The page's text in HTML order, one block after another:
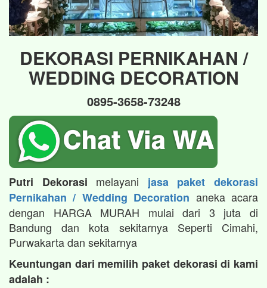
DEKORASI PERNIKAHAN /
WEDDING DECORATION
0895-3658-73248
Putri Dekorasi melayani jasa paket dekorasi
Pernikahan / Wedding Decoration aneka acara
dengan HARGA MURAH mulai dari 3 juta di
Bandung dan kota sekitarnya Seperti Cimahi,
Purwakarta dan sekitarnya
Keuntungan dari memilih paket dekorasi di kami
adalah :